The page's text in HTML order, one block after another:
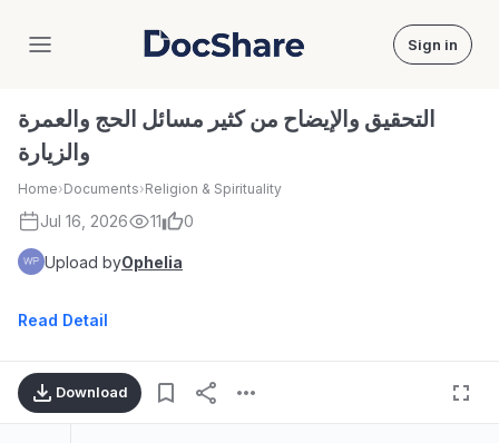
DocShare Sign in
التحقيق والإيضاح من كثير مسائل الحج والعمرة
والزيارة
Home›Documents›Religion & Spirituality
Jul 16, 2026 11 0
Upload byOphelia
Read Detail
Download